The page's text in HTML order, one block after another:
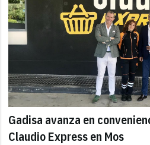
Gadisa avanza en
Claudio Express en Mos